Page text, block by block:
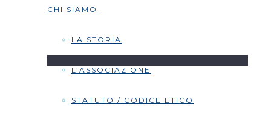
CHI SIAMO
LA STORIA
L’ASSOCIAZIONE
STATUTO / CODICE ETICO